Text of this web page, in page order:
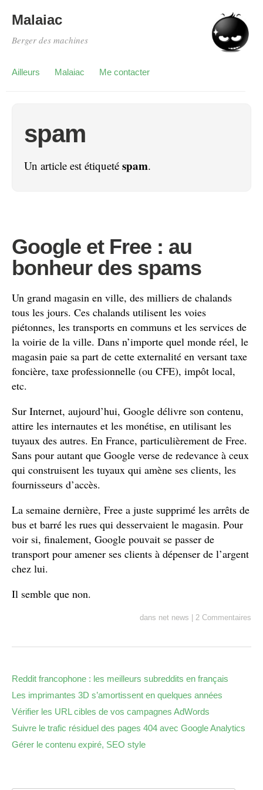
Malaiac
Berger des machines
Ailleurs Malaiac Me contacter
spam
Un article est étiqueté spam.
Google et Free : au
bonheur des spams
Un grand magasin en ville, des milliers de chalands
tous les jours. Ces chalands utilisent les voies
piétonnes, les transports en communs et les services de
la voirie de la ville. Dans n’importe quel monde réel, le
magasin paie sa part de cette externalité en versant taxe
foncière, taxe professionnelle (ou CFE), impôt local,
etc.
Sur Internet, aujourd’hui, Google délivre son contenu,
attire les internautes et les monétise, en utilisant les
tuyaux des autres. En France, particulièrement de Free.
Sans pour autant que Google verse de redevance à ceux
qui construisent les tuyaux qui amène ses clients, les
fournisseurs d’accès.
La semaine dernière, Free a juste supprimé les arrêts de
bus et barré les rues qui desservaient le magasin. Pour
voir si, finalement, Google pouvait se passer de
transport pour amener ses clients à dépenser de l’argent
chez lui.
Il semble que non.
dans net news 2 Commentaires
Reddit francophone : les meilleurs subreddits en français
Les imprimantes 3D s’amortissent en quelques années
Vérifier les URL cibles de vos campagnes AdWords
Suivre le trafic résiduel des pages 404 avec Google Analytics
Gérer le contenu expiré, SEO style